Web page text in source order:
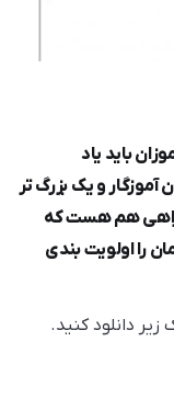
باید یاد
آموزگار و یک بزرگ تر
راهی هم هست که
را اولویت بندی
زیر دانلود کنید.